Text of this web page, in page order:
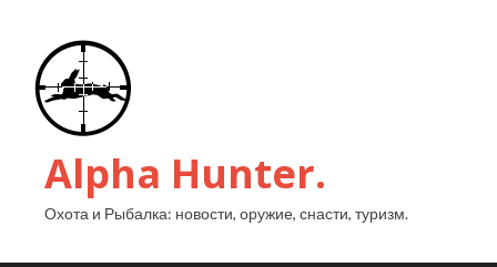
Alpha Hunter.
Охота и Рыбалка: новости, оружие, снасти, туризм.